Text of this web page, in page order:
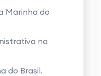
Marinha do
na
do Brasil.